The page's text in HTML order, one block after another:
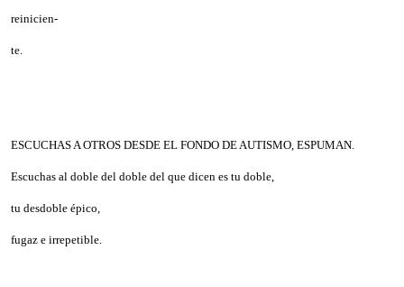
reinicien-
te.
ESCUCHAS A OTROS DESDE EL FONDO DE AUTISMO, ESPUMAN.
Escuchas al doble del doble del que dicen es tu doble,
tu desdoble épico,
fugaz e irrepetible.